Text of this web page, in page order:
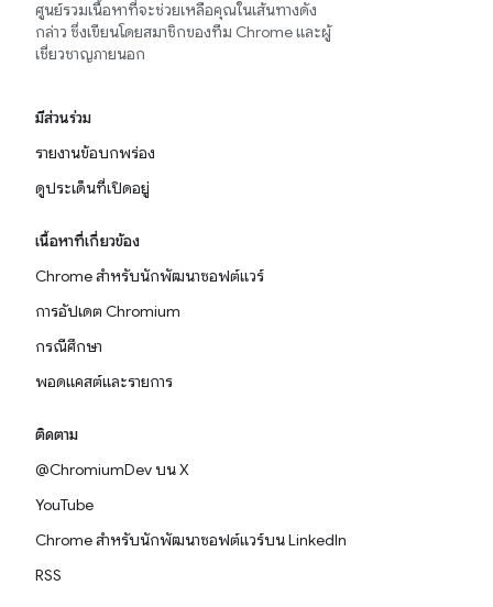
ศูนย์รวมเนื้อหาที่จะช่วยเหลือคุณในเส้นทางดัง
กล่าว ซึ่งเขียนโดยสมาชิกของทีม Chrome และผู้
เชี่ยวชาญภายนอก
มีส่วนร่วม
รายงานข้อบกพร่อง
ดูประเด็นที่เปิดอยู่
เนื้อหาที่เกี่ยวข้อง
Chrome สำหรับนักพัฒนาซอฟต์แวร์
การอัปเดต Chromium
กรณีศึกษา
พอดแคสต์และรายการ
ติดตาม
@ChromiumDev บน X
YouTube
Chrome สำหรับนักพัฒนาซอฟต์แวร์บน LinkedIn
RSS